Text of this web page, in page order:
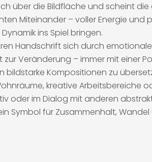
über die Bildfläche und scheint
Miteinander – voller Energie
ins Spiel bringen.
Handschrift sich durch
Veränderung – immer mit einer
bildstarke Kompositionen zu
kreative Arbeitsbereiche
oder im Dialog mit anderen
Symbol für Zusammenhalt,